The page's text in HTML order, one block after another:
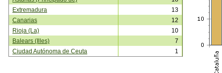
Extremadura
13
Canarias
12
Rioja (La)
10
Balears (Illes)
7
Ciudad Autónoma de Ceuta
1